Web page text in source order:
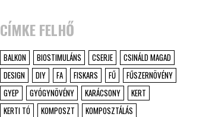
CÍMKE FELHŐ
BALKON BIOSTIMULÁNS CSERJE
CSINÁLD MAGAD
DESIGN
DIY FA FISKARS FŰ
FŰSZERNÖVÉNY
GYEP
GYÓGYNÖVÉNY KARÁCSONY
KERT
KERTI TÓ
KOMPOSZT
KOMPOSZTÁLÁS